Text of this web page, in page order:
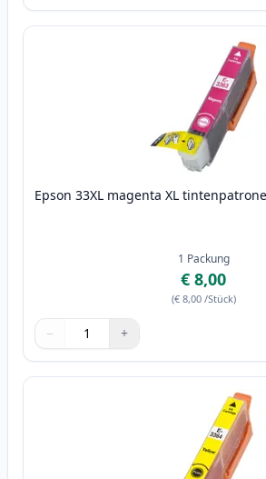
Epson 33XL magenta XL
1 Packung
€ 8,00
(€ 8,00 /Stück)
Menge
Verwenden Sie die Tasten, um
− +
Menge 1